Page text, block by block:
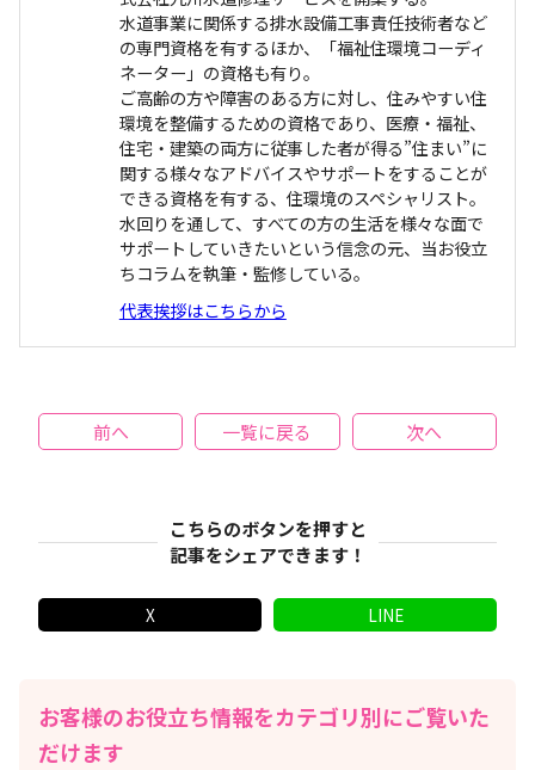
水道事業に関係する排水設備工事責任技術者など
の専門資格を有するほか、「福祉住環境コーディ
ネーター」の資格も有り。
ご高齢の方や障害のある方に対し、住みやすい住
環境を整備するための資格であり、医療・福祉、
住宅・建築の両方に従事した者が得る”住まい”に
関する様々なアドバイスやサポートをすることが
できる資格を有する、住環境のスペシャリスト。
水回りを通して、すべての方の生活を様々な面で
サポートしていきたいという信念の元、当お役立
ちコラムを執筆・監修している。
代表挨拶はこちらから
前へ 一覧に戻る 次へ
こちらのボタンを押すと
記事をシェアできます！
X LINE
お客様のお役立ち情報をカテゴリ別にご覧いた
だけます